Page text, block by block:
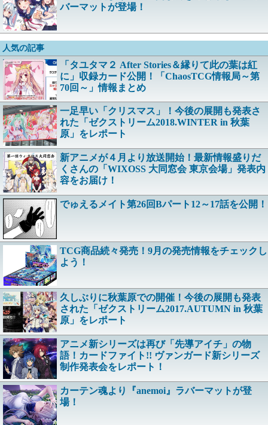
バーマットが登場！
人気の記事
「タユタマ２ After Stories＆縁りて此の葉は紅
に」収録カード公開！「ChaosTCG情報局～第
70回～」情報まとめ
一足早い「クリスマス」！今後の展開も発表さ
れた「ゼクストリーム2018.WINTER in 秋葉
原」をレポート
新アニメが４月より放送開始！最新情報盛りだ
くさんの「WIXOSS 大同窓会 東京会場」発表内
容をお届け！
でゅえるメイト第26回Bパート12～17話を公開！
TCG商品続々発売！9月の発売情報をチェックし
よう！
久しぶりに秋葉原での開催！今後の展開も発表
された「ゼクストリーム2017.AUTUMN in 秋葉
原」をレポート
アニメ新シリーズは再び「先導アイチ」の物
語！カードファイト!! ヴァンガード新シリーズ
制作発表会をレポート！
カーテン魂より『anemoi』ラバーマットが登
場！